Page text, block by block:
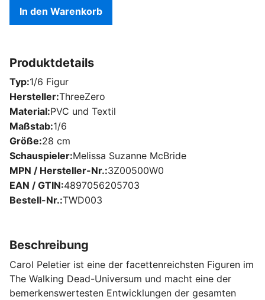
In den Warenkorb
Produktdetails
Typ 1/6 Figur
Hersteller ThreeZero
Material PVC und Textil
Maßstab 1/6
Größe 28 cm
Schauspieler Melissa Suzanne McBride
MPN / Hersteller-Nr. 3Z00500W0
EAN / GTIN 4897056205703
Bestell-Nr. TWD003
Beschreibung
Carol Peletier ist eine der facettenreichsten Figuren im
The Walking Dead-Universum und macht eine der
bemerkenswertesten Entwicklungen der gesamten